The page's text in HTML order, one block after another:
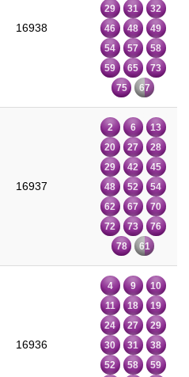
16938
29 31
32
46
48
49
54
57
58
59
65
73
75
67
16937
2 6
13
20
27
28
29
42
45
48
52
54
62
67
70
72
73
76
78
61
16936
4 9
10
11
18
19
24
27
29
30
31
38
52
58
59